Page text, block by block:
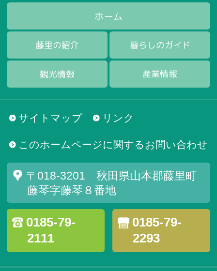
サイトマップ リンク
このホームページに関するお問い合わせ
〒018-3201 秋田県山本郡藤里町
藤琴字藤琴８番地
0185-79-
2111
0185-79-
2293